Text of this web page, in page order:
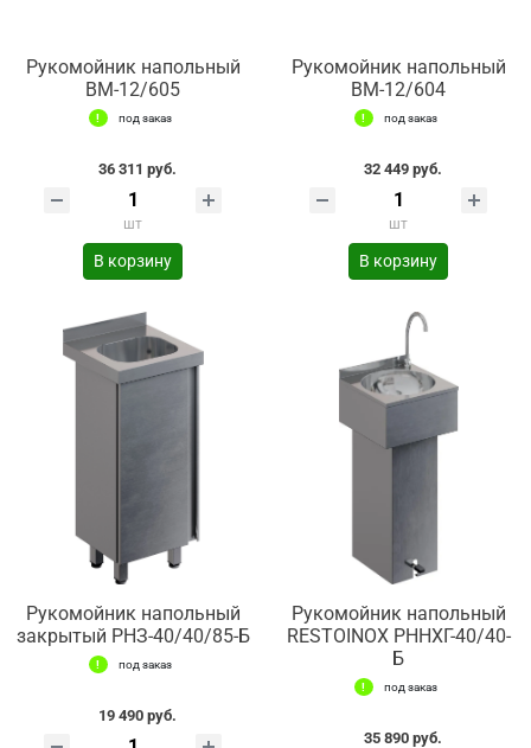
Рукомойник напольный
ВМ-12/605
под заказ
36 311 руб.
шт
В корзину
Рукомойник напольный
ВМ-12/604
под заказ
32 449 руб.
шт
В корзину
Рукомойник напольный
закрытый РНЗ-40/40/85-Б
под заказ
19 490 руб.
Рукомойник напольный
RESTOINOX РННХГ-40/40-
Б
под заказ
35 890 руб.